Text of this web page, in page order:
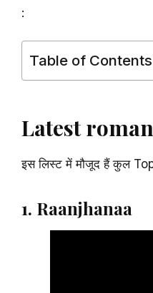
:
Table of Contents
Latest
इस लिस्ट में मौजूद हैं कुल
1. Raanjhanaa